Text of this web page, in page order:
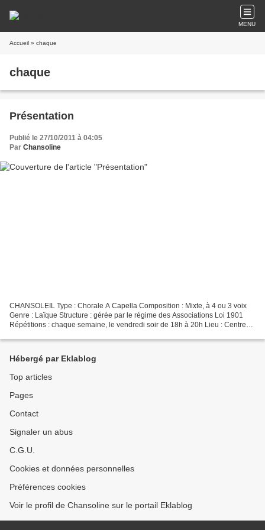
MENU
Accueil » chaque
chaque
Présentation
Publié le 27/10/2011 à 04:05
Par Chansoline
CHANSOLEIL Type : Chorale A Capella Composition : Mixte, à 4 ou 3 voix
Genre : Laïque Structure : gérée par le régime des Associations Loi 1901
Répétitions : chaque semaine, le vendredi soir de 18h à 20h Lieu : Centre
Hébergé par Eklablog
Top articles
Pages
Contact
Signaler un abus
C.G.U.
Cookies et données personnelles
Préférences cookies
Voir le profil de Chansoline sur le portail Eklablog